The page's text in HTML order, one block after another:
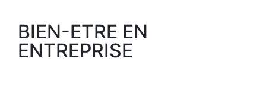
BIEN-ETRE EN
ENTREPRISE